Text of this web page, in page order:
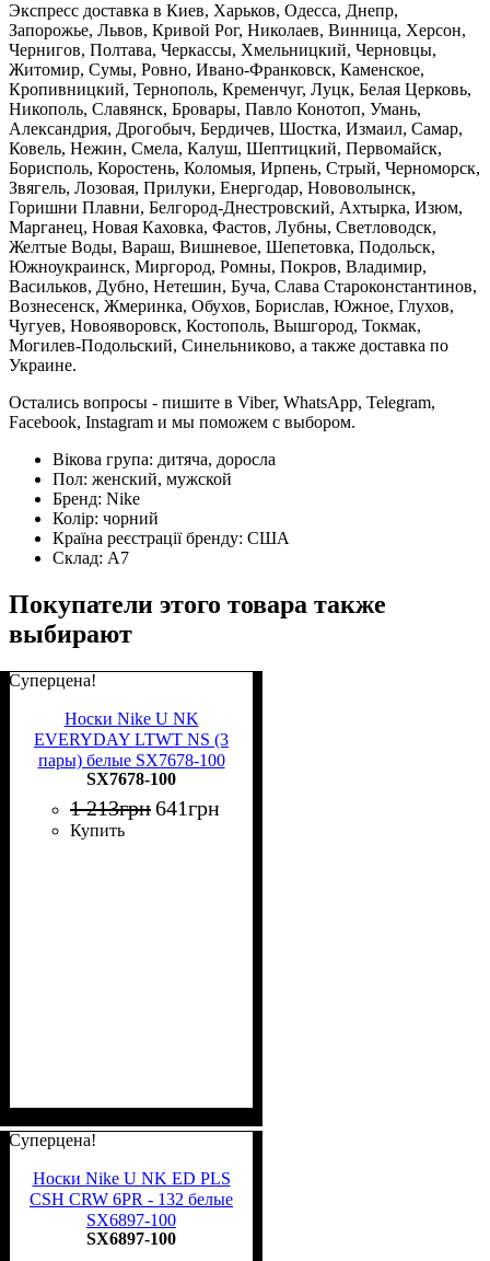
Экспресс доставка в Киев, Харьков, Одесса, Днепр,
Запорожье, Львов, Кривой Рог, Николаев, Винница, Херсон,
Чернигов, Полтава, Черкассы, Хмельницкий, Черновцы,
Житомир, Сумы, Ровно, Ивано-Франковск, Каменское,
Кропивницкий, Тернополь, Кременчуг, Луцк, Белая Церковь,
Никополь, Славянск, Бровары, Павло Конотоп, Умань,
Александрия, Дрогобыч, Бердичев, Шостка, Измаил, Самар,
Ковель, Нежин, Смела, Калуш, Шептицкий, Первомайск,
Борисполь, Коростень, Коломыя, Ирпень, Стрый, Черноморск,
Звягель, Лозовая, Прилуки, Енергодар, Нововолынск,
Горишни Плавни, Белгород-Днестровский, Ахтырка, Изюм,
Марганец, Новая Каховка, Фастов, Лубны, Светловодск,
Желтые Воды, Вараш, Вишневое, Шепетовка, Подольск,
Южноукраинск, Миргород, Ромны, Покров, Владимир,
Васильков, Дубно, Нетешин, Буча, Слава Староконстантинов,
Вознесенск, Жмеринка, Обухов, Борислав, Южное, Глухов,
Чугуев, Новояворовск, Костополь, Вышгород, Токмак,
Могилев-Подольский, Синельниково, а также доставка по
Украине.
Остались вопросы - пишите в Viber, WhatsApp, Telegram,
Facebook, Instagram и мы поможем с выбором.
Вікова група: дитяча, доросла
Пол: женский, мужской
Бренд: Nike
Колір: чорний
Країна реєстрації бренду: США
Склад: А7
Покупатели этого товара также
выбирают
Суперцена!
Носки Nike U NK
EVERYDAY LTWT NS (3
пары) белые SX7678-100
SX7678-100
1 213грн641грн
Купить
Суперцена!
Носки Nike U NK ED PLS
CSH CRW 6PR - 132 белые
SX6897-100
SX6897-100